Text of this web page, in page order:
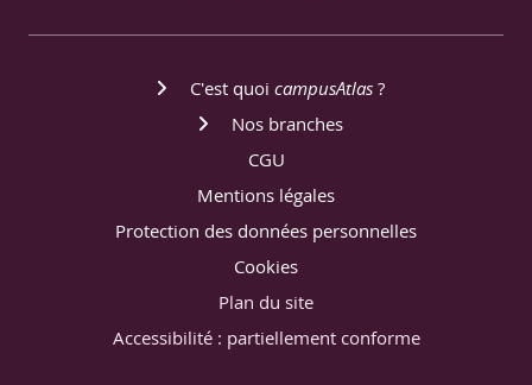
C'est quoi campusAtlas ?
Nos branches
CGU
Mentions légales
Protection des données personnelles
Cookies
Plan du site
Accessibilité : partiellement conforme